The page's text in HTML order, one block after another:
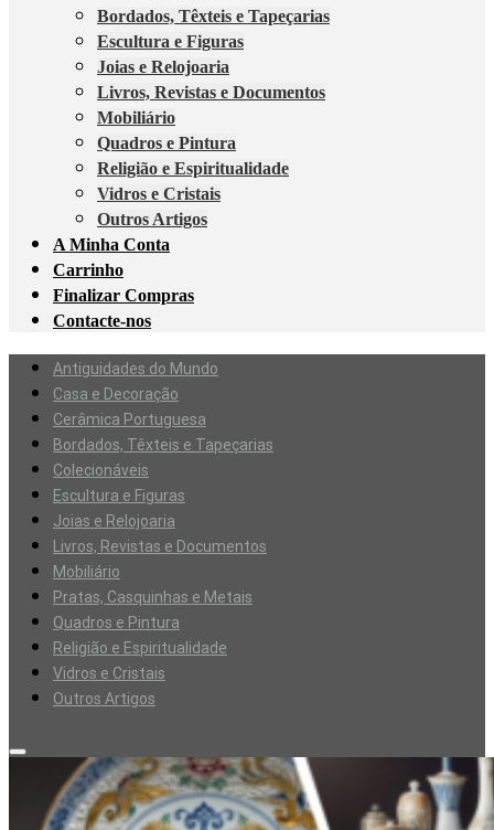
Bordados, Têxteis e Tapeçarias
Escultura e Figuras
Joias e Relojoaria
Livros, Revistas e Documentos
Mobiliário
Quadros e Pintura
Religião e Espiritualidade
Vidros e Cristais
Outros Artigos
A Minha Conta
Carrinho
Finalizar Compras
Contacte-nos
Antiguidades do Mundo
Casa e Decoração
Cerâmica Portuguesa
Bordados, Têxteis e Tapeçarias
Colecionáveis
Escultura e Figuras
Joias e Relojoaria
Livros, Revistas e Documentos
Mobiliário
Pratas, Casquinhas e Metais
Quadros e Pintura
Religião e Espiritualidade
Vidros e Cristais
Outros Artigos